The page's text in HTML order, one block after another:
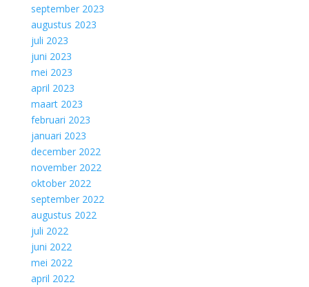
september 2023
augustus 2023
juli 2023
juni 2023
mei 2023
april 2023
maart 2023
februari 2023
januari 2023
december 2022
november 2022
oktober 2022
september 2022
augustus 2022
juli 2022
juni 2022
mei 2022
april 2022